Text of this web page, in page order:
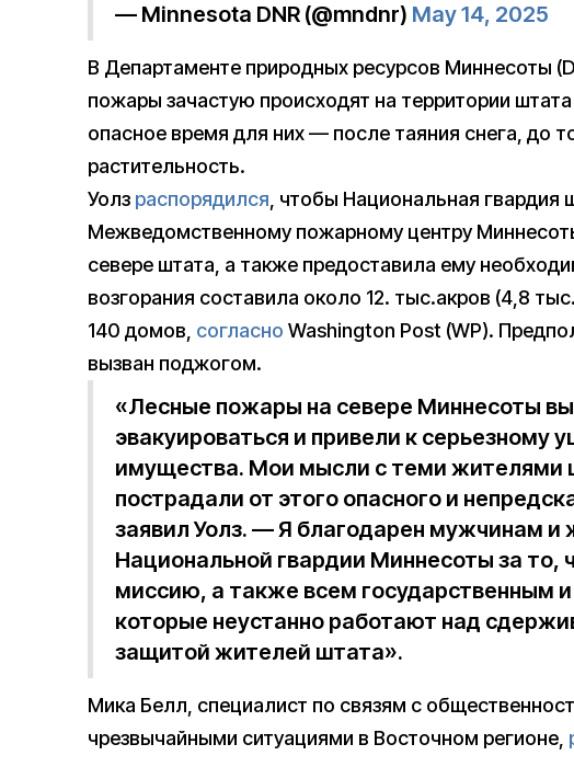
— Minnesota DNR (@mndnr) May 14, 2025
В Департаменте природных ресурсов Миннесоты
пожары зачастую происходят на территории
опасное время для них — после таяния снега, до
растительность.
Уолз распорядился, чтобы Национальная гвардия
Межведомственному пожарному центру
севере штата, а также предоставила ему
возгорания составила около 12. тыс.акров (4,8
140 домов, согласно Washington Post (WP).
вызван поджогом.
«Лесные пожары на севере Миннесоты
эвакуироваться и привели к серьезному
имущества. Мои мысли с теми жителями
пострадали от этого опасного и
заявил Уолз. — Я благодарен мужчинам
Национальной гвардии Миннесоты за то,
миссию, а также всем государственным
которые неустанно работают над
защитой жителей штата».
Мика Белл, специалист по связям с
чрезвычайными ситуациями в Восточном регионе,